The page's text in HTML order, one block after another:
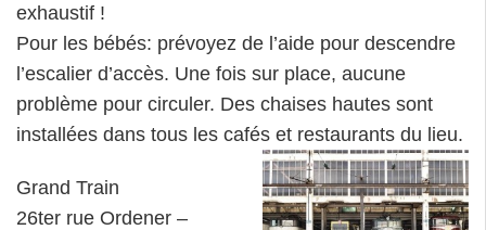
exhaustif !
Pour les bébés: prévoyez de l’aide pour descendre
l’escalier d’accès. Une fois sur place, aucune
problème pour circuler. Des chaises hautes sont
installées dans tous les cafés et restaurants du lieu.
Grand Train
26ter rue Ordener –